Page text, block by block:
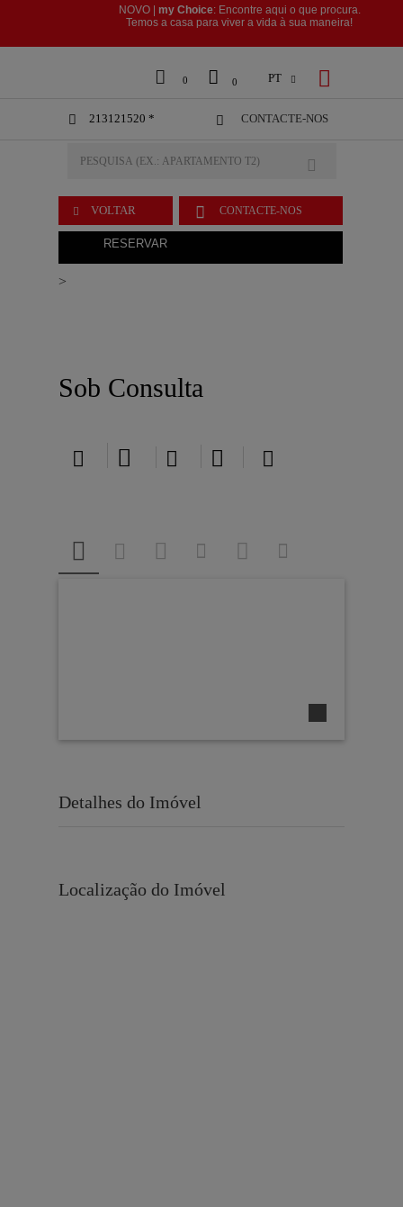
PT  
CONTACTE-NOS
 0  0
 213121520 * 
NOVO | my Choice: Encontre aqui o que procura.
​​​​​​​Temos a casa para viver a vida à sua maneira!
>
Sob Consulta
    
Detalhes do Imóvel
Localização do Imóvel
 VOLTAR  CONTACTE-NOS
RESERVAR